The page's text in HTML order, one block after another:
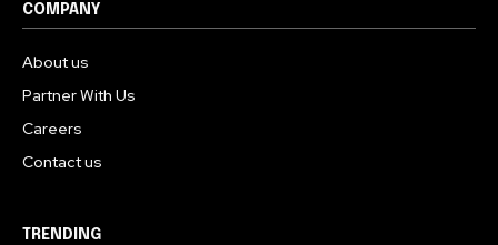
COMPANY
About us
Partner With Us
Careers
Contact us
TRENDING